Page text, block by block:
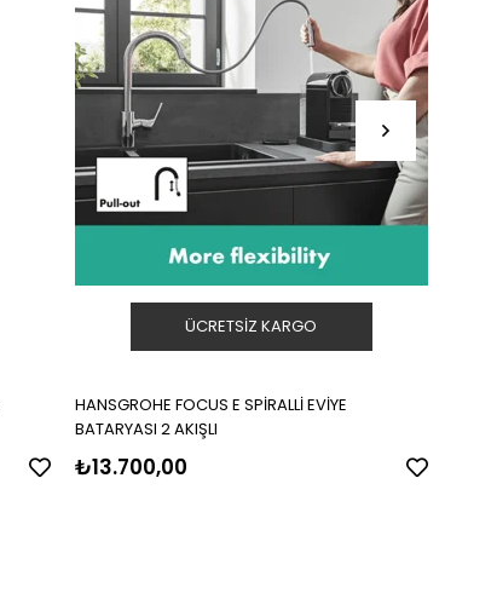
HANSGROHE FOCUS E SPİRALLİ EVİYE
BATARYASI 2 AKIŞLI
₺13.700,00
ÜCRETSIZ KARGO